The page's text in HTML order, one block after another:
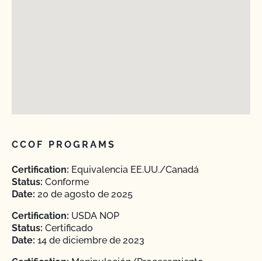
CCOF PROGRAMS
Certification: Equivalencia EE.UU./Canadá
Status: Conforme
Date: 20 de agosto de 2025
Certification: USDA NOP
Status: Certificado
Date: 14 de diciembre de 2023